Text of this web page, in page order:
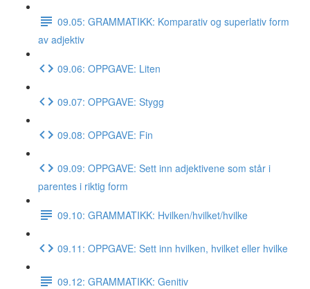
09.05: GRAMMATIKK: Komparativ og superlativ form
av adjektiv
09.06: OPPGAVE: Liten
09.07: OPPGAVE: Stygg
09.08: OPPGAVE: Fin
09.09: OPPGAVE: Sett inn adjektivene som står i
parentes i riktig form
09.10: GRAMMATIKK: Hvilken/hvilket/hvilke
09.11: OPPGAVE: Sett inn hvilken, hvilket eller hvilke
09.12: GRAMMATIKK: Genitiv